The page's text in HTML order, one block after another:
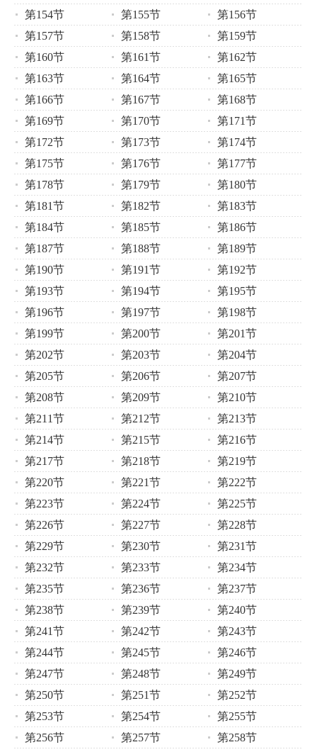
第154节
第155节
第156节
第157节
第158节
第159节
第160节
第161节
第162节
第163节
第164节
第165节
第166节
第167节
第168节
第169节
第170节
第171节
第172节
第173节
第174节
第175节
第176节
第177节
第178节
第179节
第180节
第181节
第182节
第183节
第184节
第185节
第186节
第187节
第188节
第189节
第190节
第191节
第192节
第193节
第194节
第195节
第196节
第197节
第198节
第199节
第200节
第201节
第202节
第203节
第204节
第205节
第206节
第207节
第208节
第209节
第210节
第211节
第212节
第213节
第214节
第215节
第216节
第217节
第218节
第219节
第220节
第221节
第222节
第223节
第224节
第225节
第226节
第227节
第228节
第229节
第230节
第231节
第232节
第233节
第234节
第235节
第236节
第237节
第238节
第239节
第240节
第241节
第242节
第243节
第244节
第245节
第246节
第247节
第248节
第249节
第250节
第251节
第252节
第253节
第254节
第255节
第256节
第257节 第258节